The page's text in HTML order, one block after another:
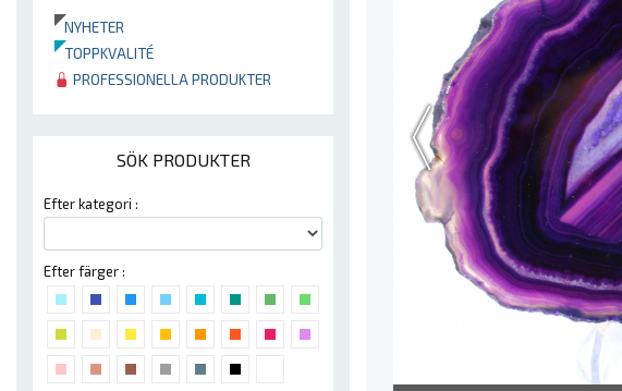
NYHETER
TOPPKVALITÉ
PROFESSIONELLA PRODUKTER
SÖK PRODUKTER
Efter kategori :
Efter färger :